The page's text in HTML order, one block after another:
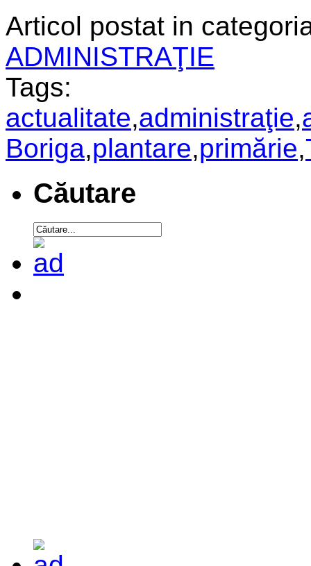
Articol postat in
ADMINISTRAŢIE
Tags:
actualitate,administraţie,
Boriga,plantare,primărie,
Căutare